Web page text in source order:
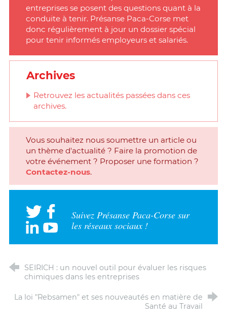
entreprises se posent des questions quant à la
conduite à tenir. Présanse Paca-Corse met
donc régulièrement à jour un dossier spécial
pour tenir informés employeurs et salariés.
Archives
Retrouvez les actualités passées dans ces
archives.
Vous souhaitez nous soumettre un article ou
un thème d'actualité ? Faire la promotion de
votre événement ? Proposer une formation ?
Contactez-nous.
Suivez Présanse Paca-Corse sur
les réseaux sociaux !
SEIRICH : un nouvel outil pour évaluer les risques
chimiques dans les entreprises
La loi "Rebsamen" et ses nouveautés en matière de
Santé au Travail